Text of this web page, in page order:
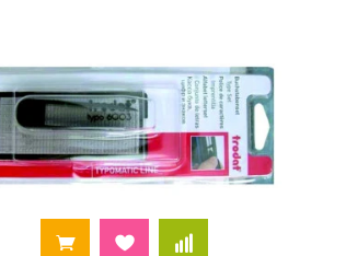
ручними штампами.
«Згідно з оригіналом».
основі та спиртовій.
– ваші руки
для печатки – це